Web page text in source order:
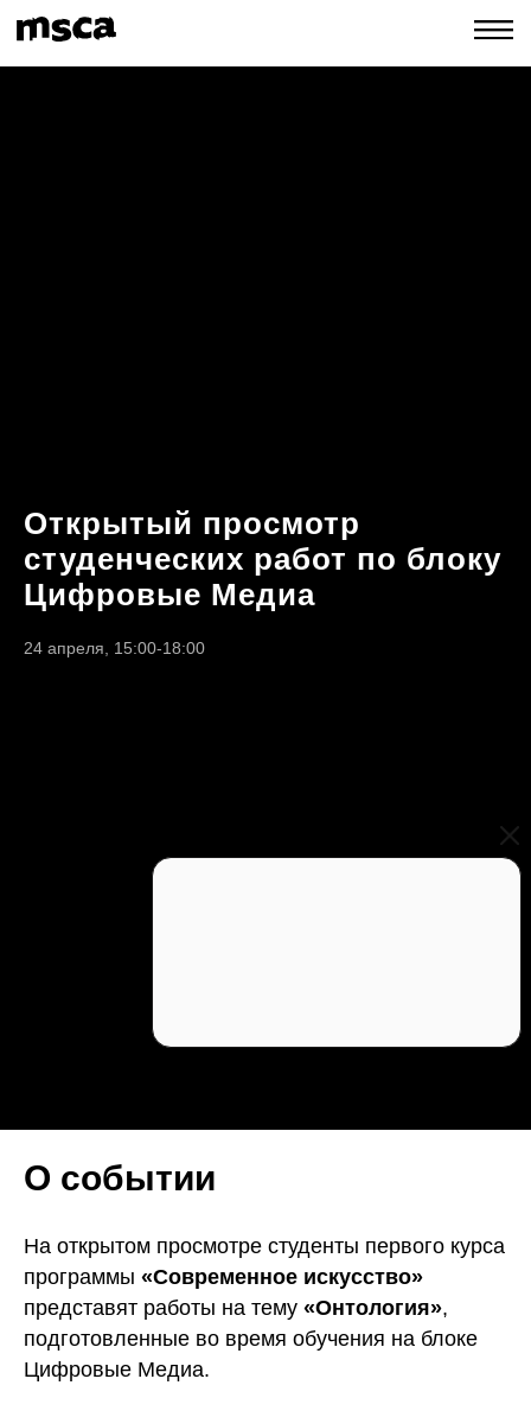
Открытый просмотр
студенческих работ по блоку
Цифровые Медиа
24 апреля, 15:00-18:00
О событии
На открытом просмотре студенты первого курса
программы «Современное искусство»
представят работы на тему «Онтология»,
подготовленные во время обучения на блоке
Цифровые Медиа.